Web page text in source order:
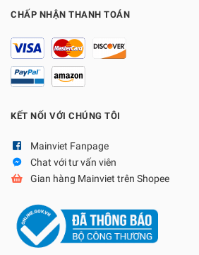
CHẤP NHẬN THANH TOÁN
KẾT NỐI VỚI CHÚNG TÔI
Mainviet Fanpage
Chat với tư vấn viên
Gian hàng Mainviet trên Shopee